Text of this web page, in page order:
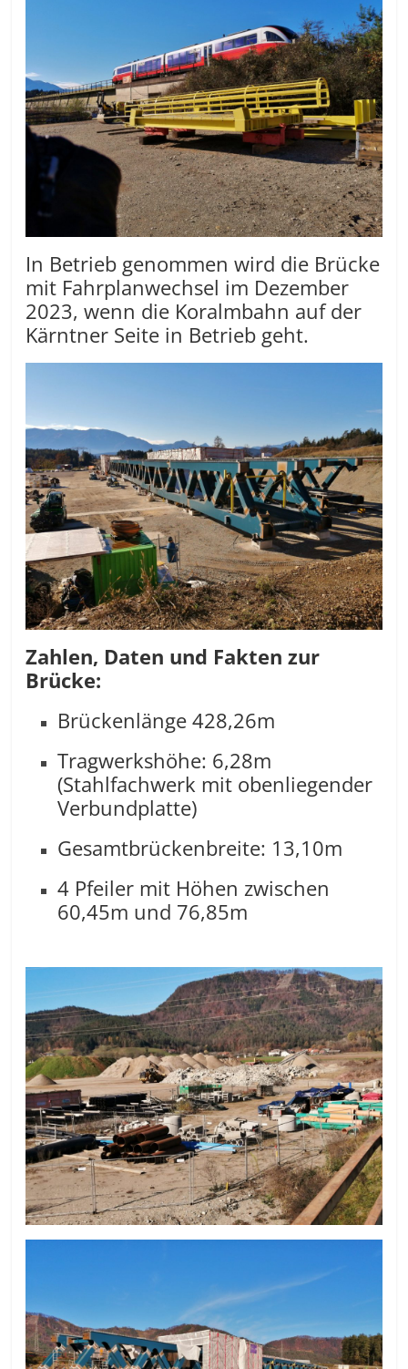
In Betrieb genommen wird die Brücke
mit Fahrplanwechsel im Dezember
2023, wenn die Koralmbahn auf der
Kärntner Seite in Betrieb geht.
Zahlen, Daten und Fakten zur
Brücke:
Brückenlänge 428,26m
Tragwerkshöhe: 6,28m
(Stahlfachwerk mit obenliegender
Verbundplatte)
Gesamtbrückenbreite: 13,10m
4 Pfeiler mit Höhen zwischen
60,45m und 76,85m